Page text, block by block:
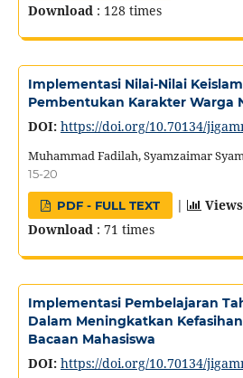
Download : 128 times
Implementasi Nilai-Nilai
Pembentukan Karakter Warga
DOI: https://doi.org/10.70134/
Muhammad Fadilah, Syamzaimar
15-20
PDF - FULL TEXT | Views
Download : 71 times
Implementasi Pembelajaran
Dalam Meningkatkan
Bacaan Mahasiswa
DOI: https://doi.org/10.70134/